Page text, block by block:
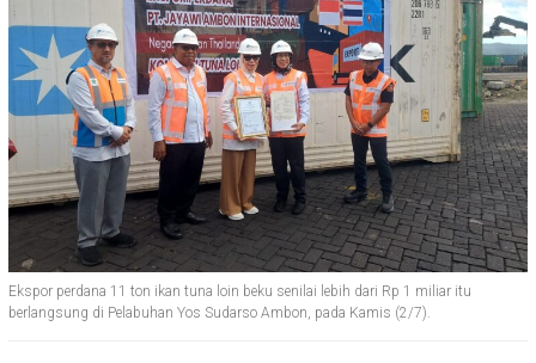
Ekspor perdana 11 ton ikan tuna loin beku senilai lebih dari Rp 1 miliar itu
berlangsung di Pelabuhan Yos Sudarso Ambon, pada Kamis (2/7).